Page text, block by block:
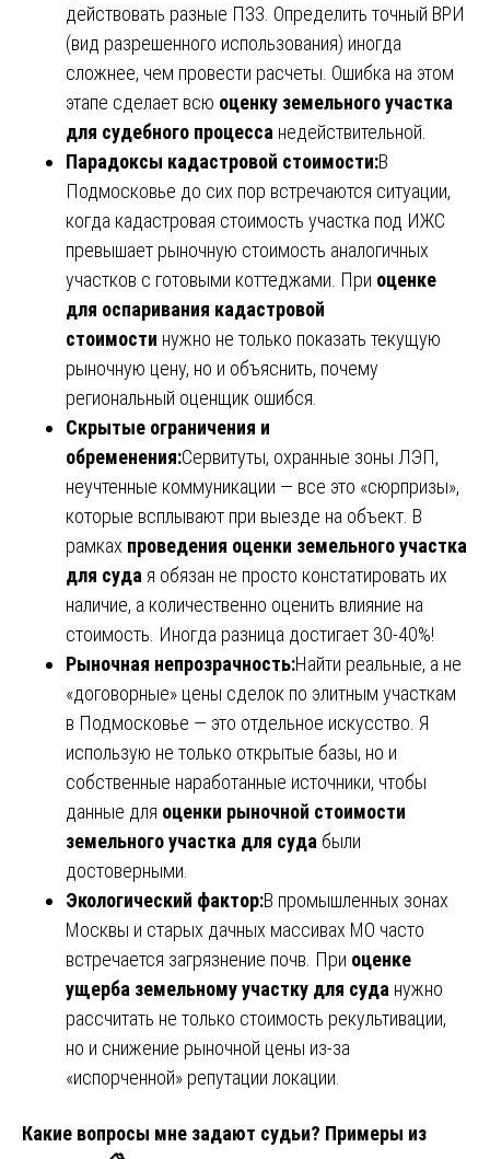
действовать разные ПЗЗ. Определить точный ВРИ
(вид разрешенного использования) иногда
сложнее, чем провести расчеты. Ошибка на этом
этапе сделает всю оценку земельного участка
для судебного процесса недействительной.
Парадоксы кадастровой стоимости:В
Подмосковье до сих пор встречаются ситуации,
когда кадастровая стоимость участка под ИЖС
превышает рыночную стоимость аналогичных
участков с готовыми коттеджами. При оценке
для оспаривания кадастровой
стоимости нужно не только показать текущую
рыночную цену, но и объяснить, почему
региональный оценщик ошибся.
Скрытые ограничения и
обременения:Сервитуты, охранные зоны ЛЭП,
неучтенные коммуникации — все это «сюрпризы»,
которые всплывают при выезде на объект. В
рамках проведения оценки земельного участка
для суда я обязан не просто констатировать их
наличие, а количественно оценить влияние на
стоимость. Иногда разница достигает 30-40%!
Рыночная непрозрачность:Найти реальные, а не
«договорные» цены сделок по элитным участкам
в Подмосковье — это отдельное искусство. Я
использую не только открытые базы, но и
собственные наработанные источники, чтобы
данные для оценки рыночной стоимости
земельного участка для суда были
достоверными.
Экологический фактор:В промышленных зонах
Москвы и старых дачных массивах МО часто
встречается загрязнение почв. При оценке
ущерба земельному участку для суда нужно
рассчитать не только стоимость рекультивации,
но и снижение рыночной цены из-за
«испорченной» репутации локации.
Какие вопросы мне задают судьи? Примеры из